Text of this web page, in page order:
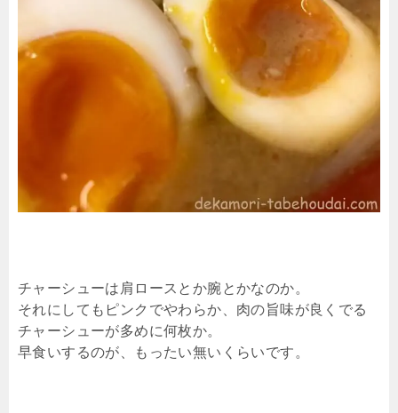
チャーシューは肩ロースとか腕とかなのか。
それにしてもピンクでやわらか、肉の旨味が良くでる
チャーシューが多めに何枚か。
早食いするのが、もったい無いくらいです。